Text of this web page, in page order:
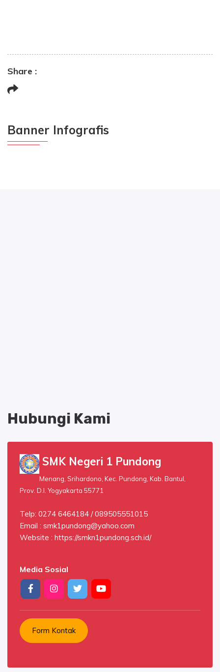
Share :
Banner Infografis
Hubungi Kami
SMK Negeri 1 Pundong
Menang, Srihardono, Kec. Pundong, Kab. Bantul,
Prov. D.I. Yogyakarta 55771
Telp: 0274 6464184 / 089505551015
Email : smk1pundong@yahoo.com
Website : https://smkn1pundong.sch.id/
Media Sosial
Form Kontak